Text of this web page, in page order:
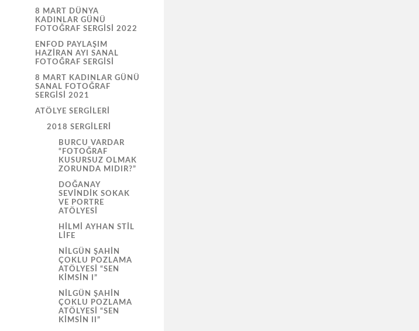
8 MART DÜNYA
KADINLAR GÜNÜ
FOTOĞRAF SERGISI 2022
ENFOD PAYLAŞIM
HAZİRAN AYI SANAL
FOTOĞRAF SERGİSİ
8 MART KADINLAR GÜNÜ
SANAL FOTOĞRAF
SERGİSİ 2021
ATÖLYE SERGILERI
2018 SERGILERI
BURCU VARDAR
“FOTOĞRAF
KUSURSUZ OLMAK
ZORUNDA MIDIR?”
DOĞANAY
SEVİNDİK SOKAK
VE PORTRE
ATÖLYESI
HILMI AYHAN STIL
LIFE
NILGÜN ŞAHIN
ÇOKLU POZLAMA
ATÖLYESI “SEN
KIMSIN I”
NILGÜN ŞAHIN
ÇOKLU POZLAMA
ATÖLYESI “SEN
KIMSIN II”